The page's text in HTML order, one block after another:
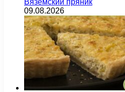
Вяземский пряник
09.08.2026